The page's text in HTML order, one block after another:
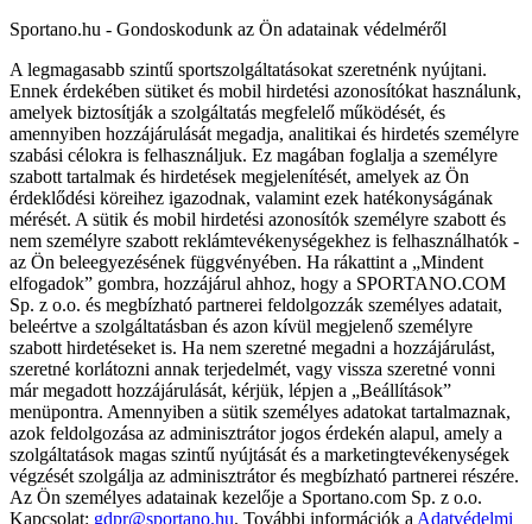
Sportano.hu - Gondoskodunk az Ön adatainak védelméről
A legmagasabb szintű sportszolgáltatásokat szeretnénk nyújtani.
Ennek érdekében sütiket és mobil hirdetési azonosítókat használunk,
amelyek biztosítják a szolgáltatás megfelelő működését, és
amennyiben hozzájárulását megadja, analitikai és hirdetés személyre
szabási célokra is felhasználjuk. Ez magában foglalja a személyre
szabott tartalmak és hirdetések megjelenítését, amelyek az Ön
érdeklődési köreihez igazodnak, valamint ezek hatékonyságának
mérését. A sütik és mobil hirdetési azonosítók személyre szabott és
nem személyre szabott reklámtevékenységekhez is felhasználhatók -
az Ön beleegyezésének függvényében. Ha rákattint a „Mindent
elfogadok” gombra, hozzájárul ahhoz, hogy a SPORTANO.COM
Sp. z o.o. és megbízható partnerei feldolgozzák személyes adatait,
beleértve a szolgáltatásban és azon kívül megjelenő személyre
szabott hirdetéseket is. Ha nem szeretné megadni a hozzájárulást,
szeretné korlátozni annak terjedelmét, vagy vissza szeretné vonni
már megadott hozzájárulását, kérjük, lépjen a „Beállítások”
menüpontra. Amennyiben a sütik személyes adatokat tartalmaznak,
azok feldolgozása az adminisztrátor jogos érdekén alapul, amely a
szolgáltatások magas szintű nyújtását és a marketingtevékenységek
végzését szolgálja az adminisztrátor és megbízható partnerei részére.
Az Ön személyes adatainak kezelője a Sportano.com Sp. z o.o.
Kapcsolat: gdpr@sportano.hu. További információk a Adatvédelmi